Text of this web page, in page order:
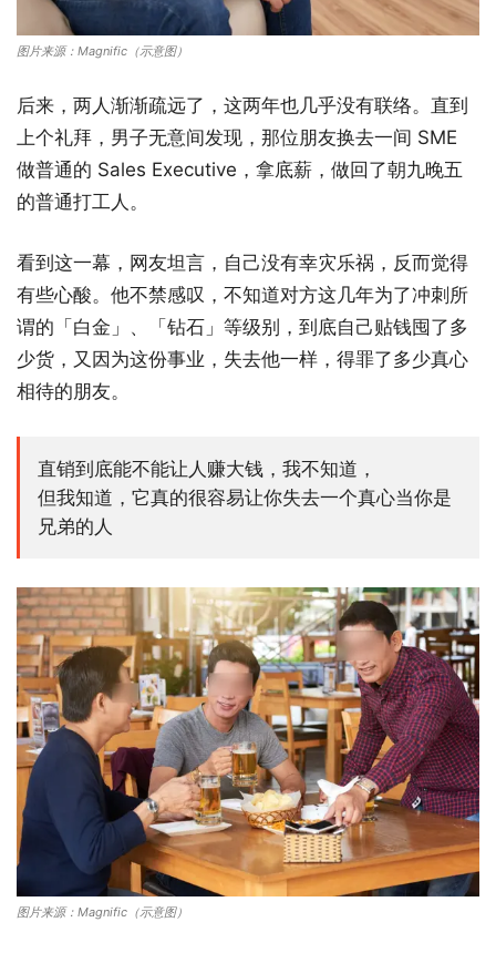
图片来源：Magnific（示意图）
后来，两人渐渐疏远了，这两年也几乎没有联络。直到
上个礼拜，男子无意间发现，那位朋友换去一间 SME
做普通的 Sales Executive，拿底薪，做回了朝九晚五
的普通打工人。
看到这一幕，网友坦言，自己没有幸灾乐祸，反而觉得
有些心酸。他不禁感叹，不知道对方这几年为了冲刺所
谓的「白金」、「钻石」等级别，到底自己贴钱囤了多
少货，又因为这份事业，失去他一样，得罪了多少真心
相待的朋友。
直销到底能不能让人赚大钱，我不知道，
但我知道，它真的很容易让你失去一个真心当你是
兄弟的人
图片来源：Magnific（示意图）